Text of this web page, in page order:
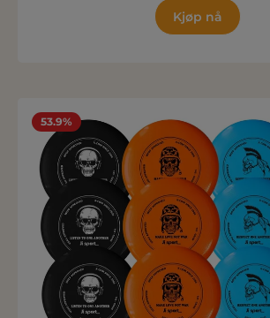
Kjøp nå
53.9%